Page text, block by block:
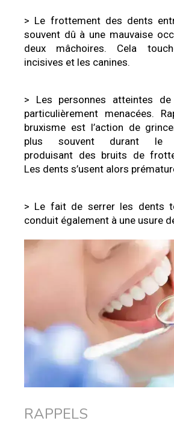
> Le frottement des dents
souvent dû à une mauvaise
deux mâchoires. Cela
incisives et les canines.
> Les personnes atteintes
particulièrement menacées.
bruxisme est l’action de
plus souvent durant le
produisant des bruits de
Les dents s’usent alors
> Le fait de serrer les dents
conduit également à une usure
RAPPELS